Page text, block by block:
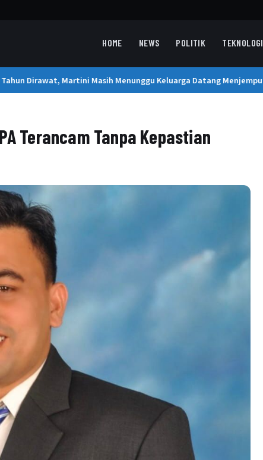
HOME NEWS POLITIK TEKNOLOGI
Dirawat, Martini Masih Menunggu Keluarga Datang Menjemput
Terancam Tanpa Kepastian